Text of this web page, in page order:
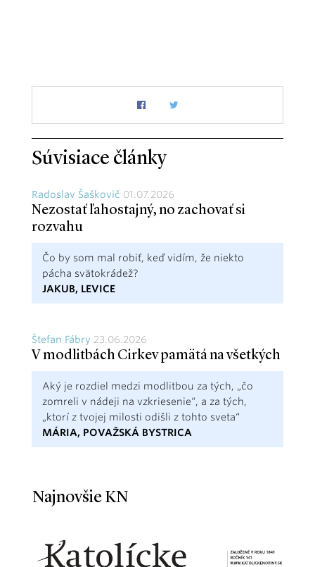
Súvisiace články
Radoslav Šaškovič 01.07.2026
Nezostať ľahostajný, no zachovať si
rozvahu
Čo by som mal robiť, keď vidím, že niekto
pácha svätokrádež?
JAKUB, LEVICE
Štefan Fábry 23.06.2026
V modlitbách Cirkev pamätá na všetkých
Aký je rozdiel medzi modlitbou za tých, „čo
zomreli v nádeji na vzkriesenie“, a za tých,
„ktorí z tvojej milosti odišli z tohto sveta“
MÁRIA, POVAŽSKÁ BYSTRICA
Najnovšie KN